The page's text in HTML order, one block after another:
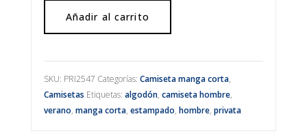
"BICI"
Añadir al carrito
SKU: PRI2547 Categorías: Camiseta manga corta,
Camisetas Etiquetas: algodón, camiseta hombre,
verano, manga corta, estampado, hombre, privata